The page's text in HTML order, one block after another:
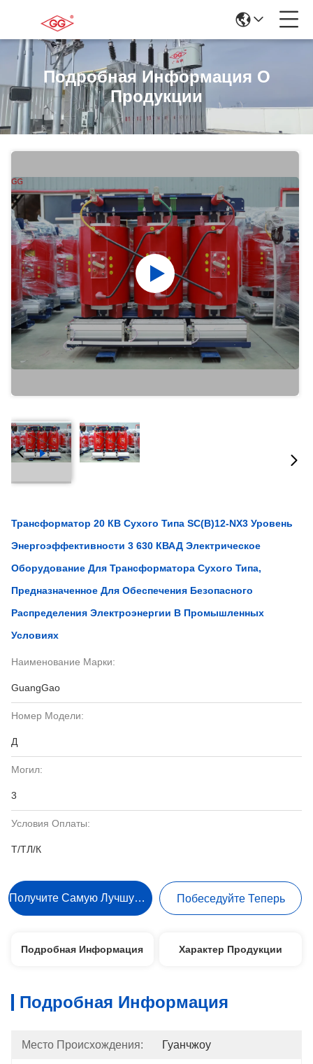
Подробная Информация О
Продукции
Трансформатор 20 КВ Сухого Типа SC(B)12-NX3 Уровень
Энергоэффективности 3 630 КВАД Электрическое
Оборудование Для Трансформатора Сухого Типа,
Предназначенное Для Обеспечения Безопасного
Распределения Электроэнергии В Промышленных
Условиях
Наименование Марки:
GuangGao
Номер Модели:
Д
Могил:
3
Условия Оплаты:
Т/ТЛ/К
Получите Самую Лучшую Цену Побеседуйте Теперь
Подробная Информация Характер Продукции
Подробная Информация
Место Происхождения: Гуанчжоу